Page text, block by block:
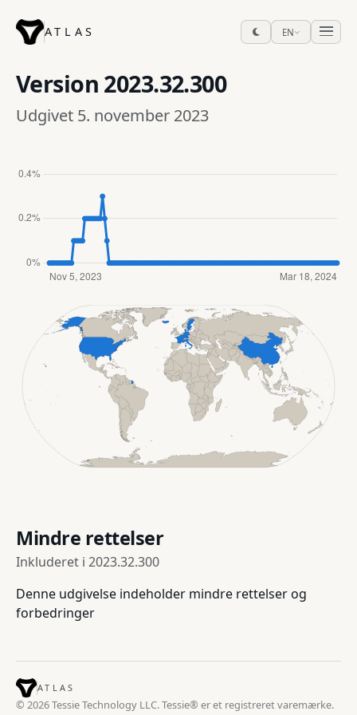
ATLAS EN
Version 2023.32.300
Udgivet 5. november 2023
Mindre rettelser
Inkluderet i 2023.32.300
Denne udgivelse indeholder mindre rettelser og
forbedringer
ATLAS
© 2026 Tessie Technology LLC. Tessie® er et registreret varemærke.